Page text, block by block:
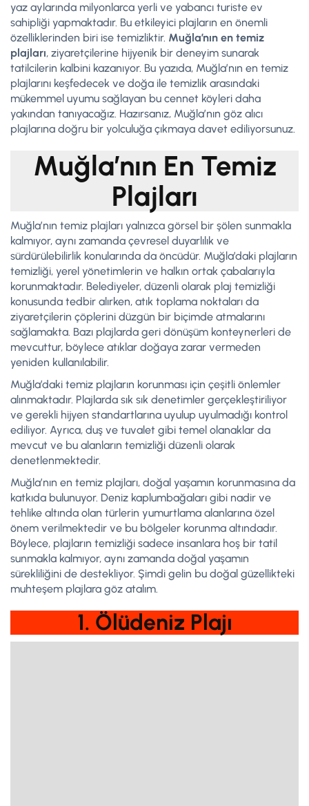
yaz aylarında milyonlarca yerli ve yabancı turiste ev
sahipliği yapmaktadır. Bu etkileyici plajların en önemli
özelliklerinden biri ise temizliktir. Muğla’nın en temiz
plajları, ziyaretçilerine hijyenik bir deneyim sunarak
tatilcilerin kalbini kazanıyor. Bu yazıda, Muğla’nın en temiz
plajlarını keşfedecek ve doğa ile temizlik arasındaki
mükemmel uyumu sağlayan bu cennet köyleri daha
yakından tanıyacağız. Hazırsanız, Muğla’nın göz alıcı
plajlarına doğru bir yolculuğa çıkmaya davet ediliyorsunuz.
Muğla’nın En Temiz
Plajları
Muğla’nın temiz plajları yalnızca görsel bir şölen sunmakla
kalmıyor, aynı zamanda çevresel duyarlılık ve
sürdürülebilirlik konularında da öncüdür. Muğla’daki plajların
temizliği, yerel yönetimlerin ve halkın ortak çabalarıyla
korunmaktadır. Belediyeler, düzenli olarak plaj temizliği
konusunda tedbir alırken, atık toplama noktaları da
ziyaretçilerin çöplerini düzgün bir biçimde atmalarını
sağlamakta. Bazı plajlarda geri dönüşüm konteynerleri de
mevcuttur, böylece atıklar doğaya zarar vermeden
yeniden kullanılabilir.
Muğla’daki temiz plajların korunması için çeşitli önlemler
alınmaktadır. Plajlarda sık sık denetimler gerçekleştiriliyor
ve gerekli hijyen standartlarına uyulup uyulmadığı kontrol
ediliyor. Ayrıca, duş ve tuvalet gibi temel olanaklar da
mevcut ve bu alanların temizliği düzenli olarak
denetlenmektedir.
Muğla’nın en temiz plajları, doğal yaşamın korunmasına da
katkıda bulunuyor. Deniz kaplumbağaları gibi nadir ve
tehlike altında olan türlerin yumurtlama alanlarına özel
önem verilmektedir ve bu bölgeler korunma altındadır.
Böylece, plajların temizliği sadece insanlara hoş bir tatil
sunmakla kalmıyor, aynı zamanda doğal yaşamın
sürekliliğini de destekliyor. Şimdi gelin bu doğal güzellikteki
muhteşem plajlara göz atalım.
1. Ölüdeniz Plajı